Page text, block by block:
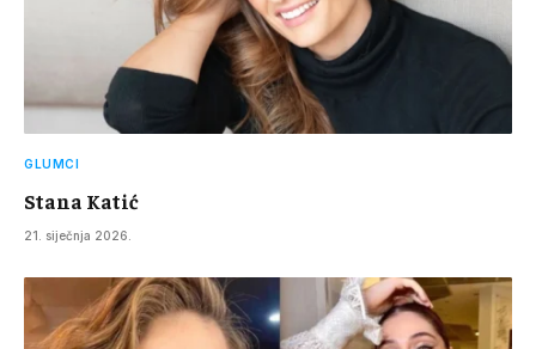
GLUMCI
Stana Katić
21. siječnja 2026.